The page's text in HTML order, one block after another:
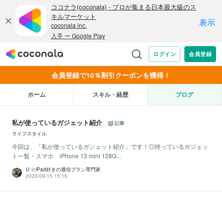
会員登録で10％割引クーポンを獲得！
ホーム スキル・経歴 ブログ
私が使っているガジェット紹介
記事
ライフスタイル
今回は、「私が使っているガジェット紹介」です！◎持っているガジェッ
ト一覧・スマホ iPhone 13 mini 128G...
U ☆iPad好きの通信プラン専門家
2023/09/15 15:16